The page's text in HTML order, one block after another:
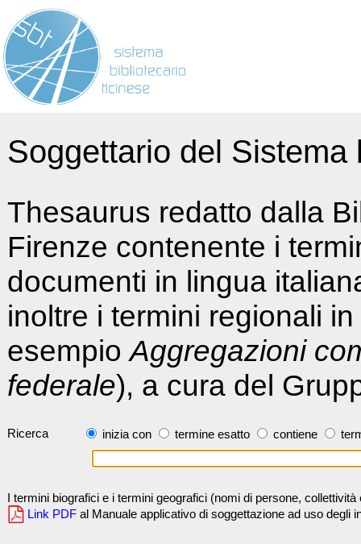
Soggettario del
Thesaurus redatto dalla
Firenze contenente i
documenti in lingua
inoltre i termini regionali
esempioAggregazioni
federale), a cura del
Ricerca inizia con termine esatto contiene
I termini biografici e i termini geografici (nomi di persone,
Link PDF al Manuale applicativo di soggettazione ad uso degli